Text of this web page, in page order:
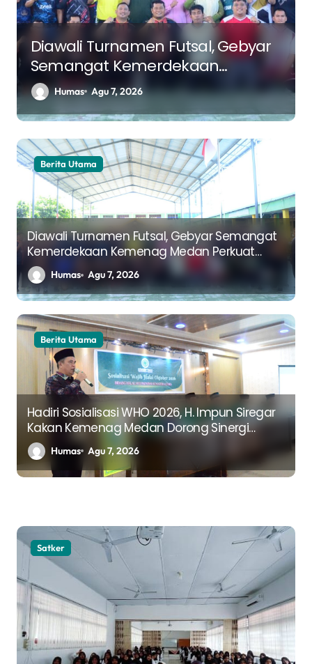
Diawali Turnamen Futsal, Gebyar
Semangat Kemerdekaan
Kemenag Medan Perkuat
Kebersamaan Sambut HUT ke-81
RI
Humas Agu 7, 2026
Berita Utama
Diawali Turnamen Futsal, Gebyar Semangat
Kemerdekaan Kemenag Medan Perkuat
Kebersamaan Sambut HUT ke-81 RI
Humas Agu 7, 2026
Berita Utama
Hadiri Sosialisasi WHO 2026, H. Impun Siregar
Kakan Kemenag Medan Dorong Sinergi
Perkuat Edukasi Halal
Humas Agu 7, 2026
Satker